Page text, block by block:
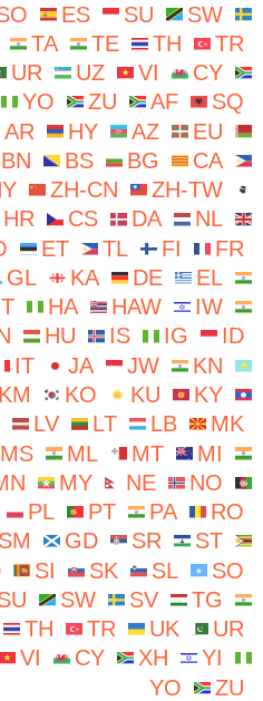
ES SU
SW
TA TE TH
TR
UR UZ VI
CY
YO ZU AF
SQ
AR HY AZ
EU
BN BS BG
CA
ZH-CN
ZH-TW
HR CS DA
NL
ET TL FI
FR
GL KA DE
EL
HA HAW
IW
HU IS IG
ID
IT JA JW
KN
KM KO KU
KY
LV LT LB
MK
MS ML MT
MI
MY NE
NO
PL PT PA
RO
SM GD SR
ST
SI SK SL
SO
SW SV
TG
TH TR UK
UR
VI CY XH
YI
YO
ZU